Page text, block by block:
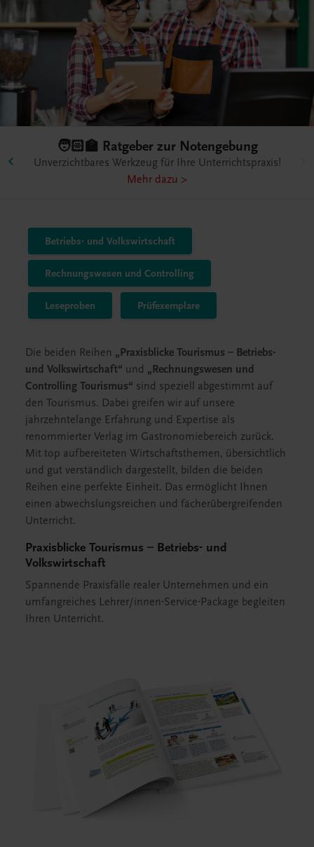
🧑🏻‍🏫 Ratgeber zur Notengebung
Unverzichtbares Werkzeug für Ihre Unterrichtspraxis!
Mehr dazu >
Betriebs- und Volkswirtschaft
Rechnungswesen und Controlling
Leseproben Prüfexemplare
Die beiden Reihen „Praxisblicke Tourismus – Betriebs-
und Volkswirtschaft“ und „Rechnungswesen und
Controlling Tourismus“ sind speziell abgestimmt auf
den Tourismus. Dabei greifen wir auf unsere
jahrzehntelange Erfahrung und Expertise als
renommierter Verlag im Gastronomiebereich zurück.
Mit top aufbereiteten Wirtschaftsthemen, übersichtlich
und gut verständlich dargestellt, bilden die beiden
Reihen eine perfekte Einheit. Das ermöglicht Ihnen
einen abwechslungsreichen und fächerübergreifenden
Unterricht.
Praxisblicke Tourismus – Betriebs- und
Volkswirtschaft
Spannende Praxisfälle realer Unternehmen und ein
umfangreiches Lehrer/innen-Service-Package begleiten
Ihren Unterricht.